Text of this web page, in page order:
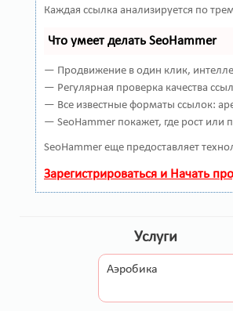
Каждая ссылка анализируется по
Что умеет делать SeoHammer
— Продвижение в один клик,
— Регулярная проверка качества
— Все известные форматы ссылок:
— SeoHammer покажет, где рост или
SeoHammer еще предоставляет
Зарегистрироваться и Начать
Услуги
Аэробика